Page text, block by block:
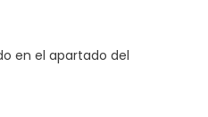
en el apartado del